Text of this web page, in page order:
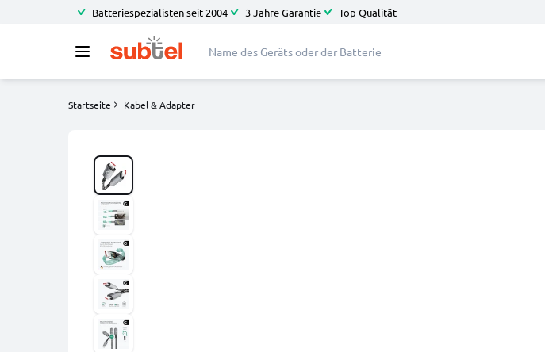
Batteriespezialisten seit 2004 3 Jahre Garantie Top Qualität
Startseite Kabel & Adapter